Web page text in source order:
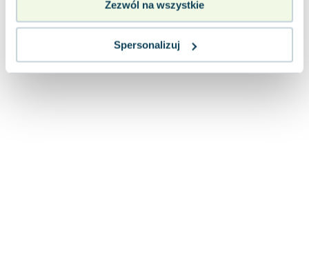
Zezwól na wszystkie
Spersonalizuj
Ajahn Brahm
Jacek Walkiewicz